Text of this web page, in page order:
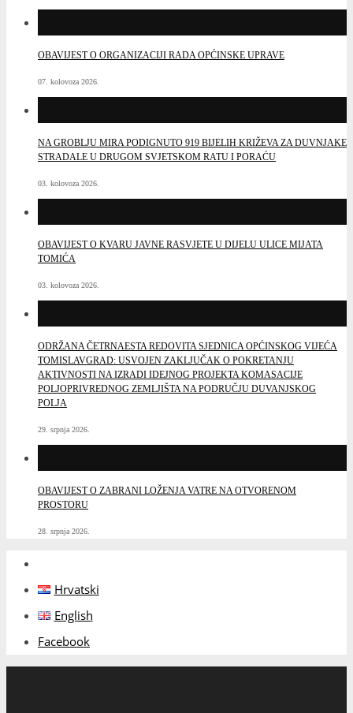
OBAVIJEST O ORGANIZACIJI RADA OPĆINSKE UPRAVE
07. kolovoza 2026.
NA GROBLJU MIRA PODIGNUTO 919 BIJELIH KRIŽEVA ZA DUVNJAKE
STRADALE U DRUGOM SVJETSKOM RATU I PORAĆU
03. kolovoza 2026.
OBAVIJEST O KVARU JAVNE RASVJETE U DIJELU ULICE MIJATA
TOMIĆA
03. kolovoza 2026.
ODRŽANA ČETRNAESTA REDOVITA SJEDNICA OPĆINSKOG VIJEĆA
TOMISLAVGRAD: USVOJEN ZAKLJUČAK O POKRETANJU
AKTIVNOSTI NA IZRADI IDEJNOG PROJEKTA KOMASACIJE
POLJOPRIVREDNOG ZEMLJIŠTA NA PODRUČJU DUVANJSKOG
POLJA
29. srpnja 2026.
OBAVIJEST O ZABRANI LOŽENJA VATRE NA OTVORENOM
PROSTORU
28. srpnja 2026.
Hrvatski
English
Facebook